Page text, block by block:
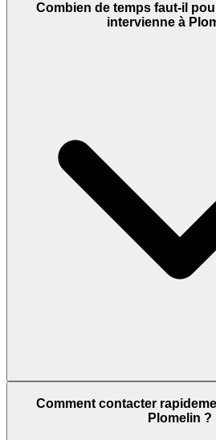
Combien de temps faut-il
intervienne à
Comment contacter
Plomelin ?